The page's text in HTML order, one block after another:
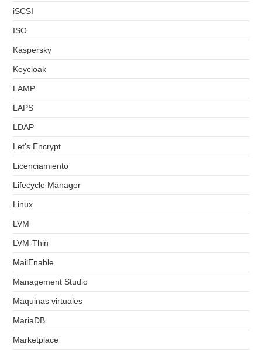
iSCSI
ISO
Kaspersky
Keycloak
LAMP
LAPS
LDAP
Let's Encrypt
Licenciamiento
Lifecycle Manager
Linux
LVM
LVM-Thin
MailEnable
Management Studio
Maquinas virtuales
MariaDB
Marketplace